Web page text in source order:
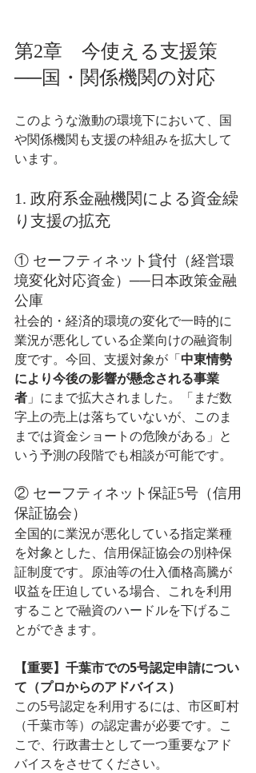
第2章　今使える支援策
──国・関係機関の対応
このような激動の環境下において、国
や関係機関も支援の枠組みを拡大して
います。
1. 政府系金融機関による資金繰
り支援の拡充
① セーフティネット貸付（経営環
境変化対応資金）──日本政策金融
公庫
社会的・経済的環境の変化で一時的に
業況が悪化している企業向けの融資制
度です。今回、支援対象が「中東情勢
により今後の影響が懸念される事業
者 」にまで拡大されました。「まだ数
字上の売上は落ちていないが、このま
までは資金ショートの危険がある」と
いう予測の段階でも相談が可能です。
② セーフティネット保証5号（信用
保証協会）
全国的に業況が悪化している指定業種
を対象とした、信用保証協会の別枠保
証制度です。原油等の仕入価格高騰が
収益を圧迫している場合、これを利用
することで融資のハードルを下げるこ
とができます。
【重要】千葉市での5号認定申請につい
て（プロからのアドバイス）
この5号認定を利用するには、市区町村
（千葉市等）の認定書が必要です。こ
こで、行政書士として一つ重要なアド
バイスをさせてください。